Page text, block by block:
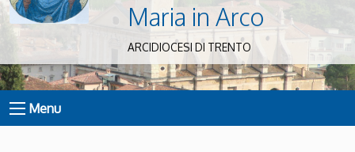
Maria in Arco
ARCIDIOCESI DI TRENTO
Menu